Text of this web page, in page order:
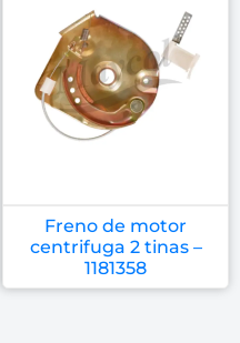
Freno de motor
centrifuga 2 tinas –
1181358